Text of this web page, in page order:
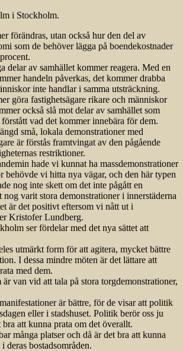
i Stockholm.
förändras, utan också hur den del av
som de behöver lägga på boendekostnader
delar av samhället kommer reagera. Med en
handeln påverkas, det kommer drabba
inte handlar i samma utsträckning.
göra fastighetsägare rikare och människor
också slå mot delar av samhället som
vad det kommer innebära för dem.
små, lokala demonstrationer med
är förstås framtvingat av den pågående
restriktioner.
hade vi kunnat ha massdemonstrationer
behövde vi hitta nya vägar, och den här typen
nog inte skett om det inte pågått en
nog varit stora demonstrationer i innerstäderna
är det positivt eftersom vi nått ut i
Kristofer Lundberg.
ser fördelar med det nya sättet att
utmärkt form för att agitera, mycket bättre
I dessa mindre möten är det lättare att
med dem.
van vid att tala på stora torgdemonstrationer,
är bättre, för de visar att politik
eller i stadshuset. Politik berör oss ju
att kunna prata om det överallt.
många platser och då är det bra att kunna
deras bostadsområden.